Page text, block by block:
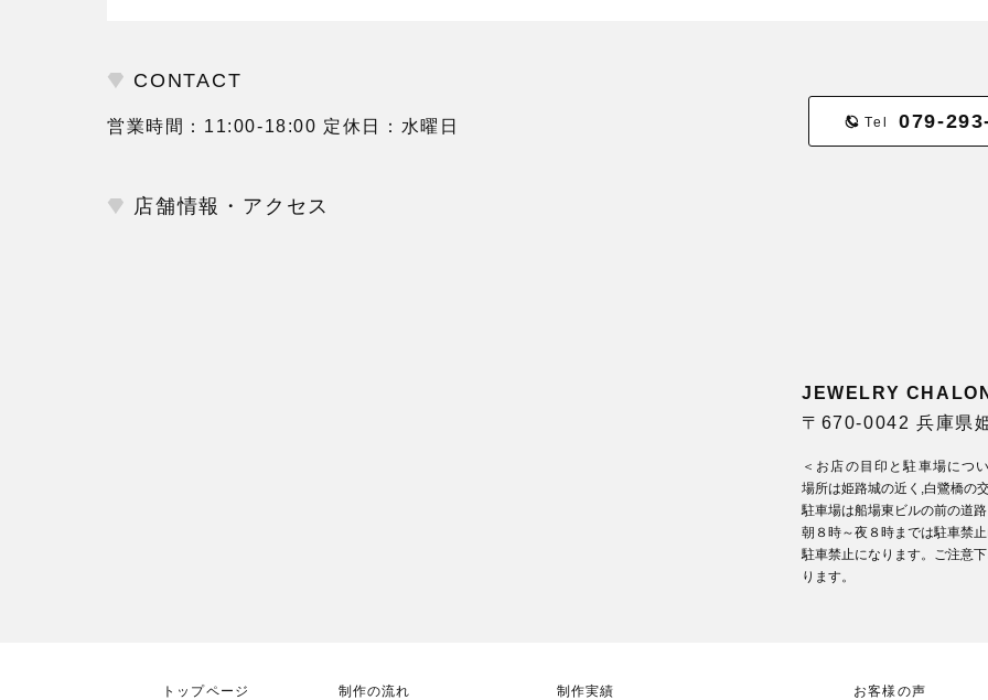
CONTACT
営業時間：11:00-18:00 定休日：水曜日 Tel 079-
店舗情報・アクセス
JEWELRY
〒670-0042 兵庫県
＜お店の目印と駐車場につ
場所は姫路城の近く,白鷺橋の
駐車場は船場東ビルの前の道
朝８時～夜８時までは駐車禁
駐車禁止になります。ご注意
ります。
トップページ 制作の流れ 制作実績 お客様の声